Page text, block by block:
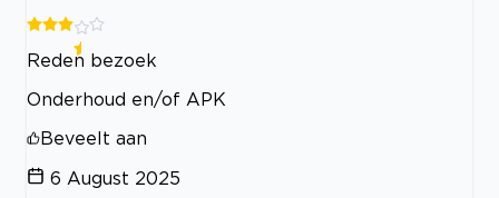
Reden bezoek
Onderhoud en/of APK
Beveelt aan
6 August 2025